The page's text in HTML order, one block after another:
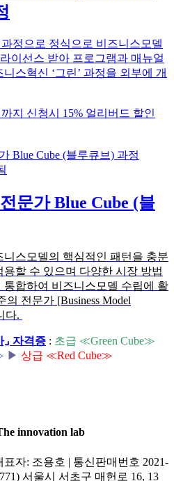
정으로 정식으로 비즈니스모델
이선스 받아 프로그램과 매뉴얼
스혁신 ‘그린’ 과정을 외부에 개
지 신청시 15% 얼리버드 할인
문가 Blue Cube (블
니스모델의 핵심적인 패턴을 충분
할 수 있으며 다양한 시장 방법
통합하여 비즈니스모델 수립에 활
전문가 [Business Model
다.
⌟ 자격증 : 초급 ≪Green Cube≫
▶︎ 상급 ≪Red Cube≫
innovation lab
표자: 조용호 | 통신판매번호 2021-
서울시 서초구 매헌로 16, 13